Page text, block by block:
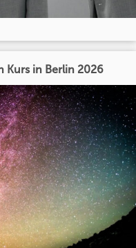
Kurs in Berlin 2026